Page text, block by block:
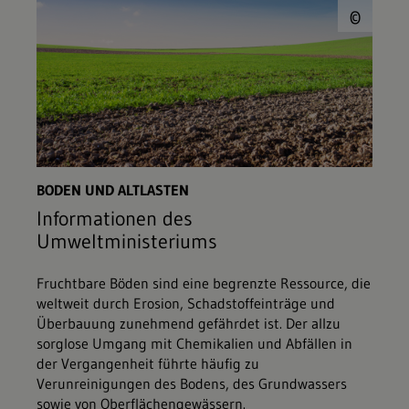
©
BODEN UND ALTLASTEN
Informationen des
Umweltministeriums
Fruchtbare Böden sind eine begrenzte Ressource, die
weltweit durch Erosion, Schadstoffeinträge und
Überbauung zunehmend gefährdet ist. Der allzu
sorglose Umgang mit Chemikalien und Abfällen in
der Vergangenheit führte häufig zu
Verunreinigungen des Bodens, des Grundwassers
sowie von Oberflächengewässern.